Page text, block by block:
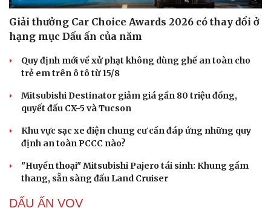
Giải thưởng Car Choice Awards 2026 có thay đổi ở
hạng mục Dấu ấn của năm
Quy định mới về xử phạt không dùng ghế an toàn cho
trẻ em trên ô tô từ 15/8
Mitsubishi Destinator giảm giá gần 80 triệu đồng,
quyết đấu CX-5 và Tucson
Khu vực sạc xe điện chung cư cần đáp ứng những quy
định an toàn PCCC nào?
"Huyền thoại" Mitsubishi Pajero tái sinh: Khung gầm
thang, sẵn sàng đấu Land Cruiser
DẤU ẤN VOV